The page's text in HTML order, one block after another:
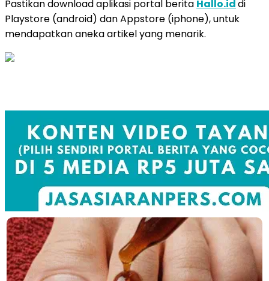
Pastikan download aplikasi portal berita Hallo.iddi
Playstore (android) dan Appstore (iphone), untuk
mendapatkan aneka artikel yang menarik.